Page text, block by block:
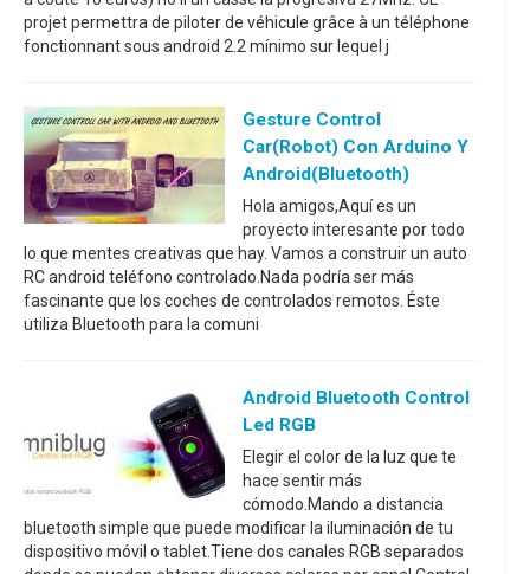
projet permettra de piloter de véhicule grâce à un téléphone
fonctionnant sous android 2.2 mínimo sur lequel j
Gesture Control
Car(robot) Con Arduino Y
Android(bluetooth)
Hola amigos,Aquí es un
proyecto interesante por todo
lo que mentes creativas que hay. Vamos a construir un auto
RC android teléfono controlado.Nada podría ser más
fascinante que los coches de controlados remotos. Éste
utiliza Bluetooth para la comuni
Android Bluetooth Control
Led RGB
Elegir el color de la luz que te
hace sentir más
cómodo.Mando a distancia
bluetooth simple que puede modificar la iluminación de tu
dispositivo móvil o tablet.Tiene dos canales RGB separados